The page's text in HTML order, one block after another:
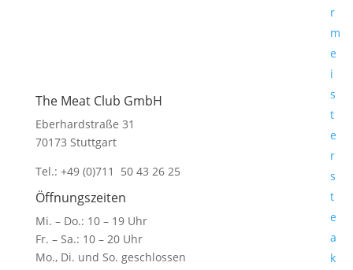
r
m
e
i
s
t
e
r
s
t
e
a
k
The Meat Club GmbH
Eberhardstraße 31
70173 Stuttgart
Tel.: +49 (0)711 50 43 26 25
Öffnungszeiten
Mi. – Do.: 10 – 19 Uhr
Fr. – Sa.: 10 – 20 Uhr
Mo., Di. und So. geschlossen